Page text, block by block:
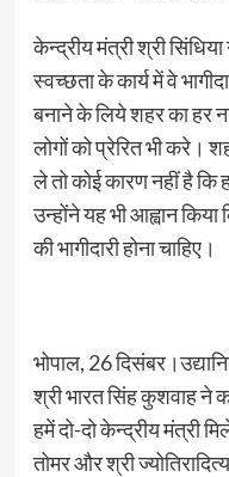
केन्द्रीय मंत्री श्री
स्वच्छता के कार्य में वे
बनाने के लिये शहर का हर
लोगों को प्रेरित भी करे।
ले तो कोई कारण नहीं है कि
उन्होंने यह भी आह्वान किया
की भागीदारी होना चाहिए।
भोपाल, 26
श्री भारत सिंह कुशवाह ने
हमें दो-दो केन्द्रीय मंत्री
तोमर और श्री